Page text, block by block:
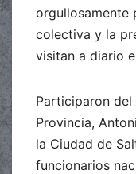
orgullosamente
colectiva y la
visitan a diario
Participaron
Provincia,
la Ciudad de
funcionarios